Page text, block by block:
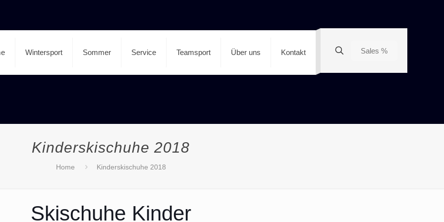
Wintersport Sommer Service Teamsport Über uns Kontakt Sales %
Kinderskischuhe 2018
Home Kinderskischuhe 2018
Skischuhe Kinder